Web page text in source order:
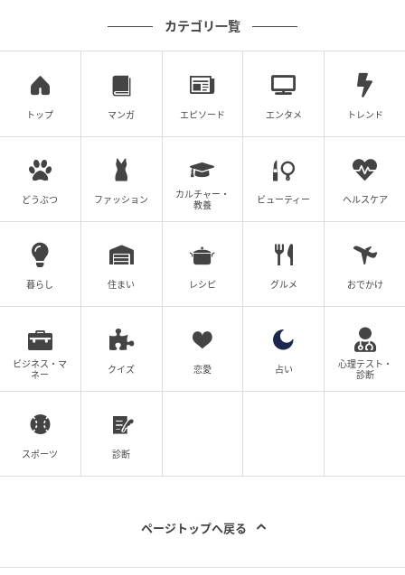
カテゴリ一覧
トップ マンガ エピソード エンタメ トレンド
どうぶつ ファッション
カルチャー・
教養
ビューティー ヘルスケア
暮らし 住まい レシピ グルメ おでかけ
ビジネス・マ
ネー
クイズ 恋愛 占い
心理テスト・
診断
スポーツ 診断
ページトップへ戻る